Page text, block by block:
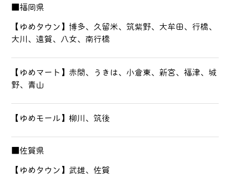
■福岡県
【ゆめタウン】博多、久留米、筑紫野、大牟田、行橋、
大川、遠賀、八女、南行橋
【ゆめマート】赤間、うきは、小倉東、新宮、福津、城
野、青山
【ゆめモール】柳川、筑後
■佐賀県
【ゆめタウン】武雄、佐賀